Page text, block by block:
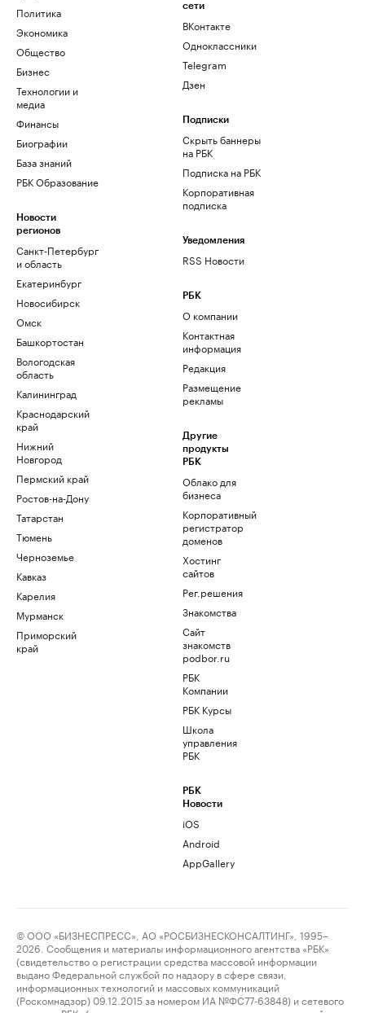
Политика
Экономика
Общество
Бизнес
Технологии и
медиа
Финансы
Биографии
База знаний
РБК Образование
Новости
регионов
Санкт-Петербург
и область
Екатеринбург
Новосибирск
Омск
Башкортостан
Вологодская
область
Калининград
Краснодарский
край
Нижний
Новгород
Пермский край
Ростов-на-Дону
Татарстан
Тюмень
Черноземье
Кавказ
Карелия
Мурманск
Приморский
край
сети
ВКонтакте
Одноклассники
Telegram
Дзен
Подписки
Скрыть баннеры
на РБК
Подписка на РБК
Корпоративная
подписка
Уведомления
RSS Новости
РБК
О компании
Контактная
информация
Редакция
Размещение
рекламы
Другие
продукты
РБК
Облако для
бизнеса
Корпоративный
регистратор
доменов
Хостинг
сайтов
Рег.решения
Знакомства
Сайт
знакомств
podbor.ru
РБК
Компании
РБК Курсы
Школа
управления
РБК
РБК
Новости
iOS
Android
AppGallery
© ООО «БИЗНЕСПРЕСС», АО «РОСБИЗНЕСКОНСАЛТИНГ», 1995–
2026. Сообщения и материалы информационного агентства «РБК»
(свидетельство о регистрации средства массовой информации
выдано Федеральной службой по надзору в сфере связи,
информационных технологий и массовых коммуникаций
(Роскомнадзор) 09.12.2015 за номером ИА №ФС77-63848) и сетевого